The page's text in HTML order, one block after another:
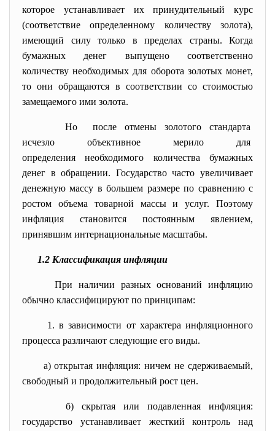
которое устанавливает их принудительный курс
(соответствие определенному количеству золота),
имеющий силу только в пределах страны. Когда
бумажных денег выпущено соответственно
количеству необходимых для оборота золотых монет,
то они обращаются в соответствии со стоимостью
замещаемого ими золота.
Но после отмены золотого стандарта
исчезло объективное мерило для
определения необходимого количества бумажных
денег в обращении. Государство часто увеличивает
денежную массу в большем размере по сравнению с
ростом объема товарной массы и услуг. Поэтому
инфляция становится постоянным явлением,
принявшим интернациональные масштабы.
1.2 Классификация инфляции
При наличии разных оснований инфляцию
обычно классифицируют по принципам:
1. в зависимости от характера инфляционного
процесса различают следующие его виды.
а) открытая инфляция: ничем не сдерживаемый,
свободный и продолжительный рост цен.
б) скрытая или подавленная инфляция:
государство устанавливает жесткий контроль над